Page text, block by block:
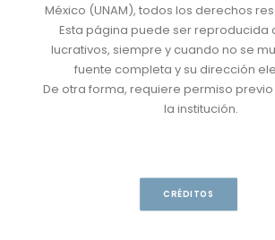
México (UNAM), todos los derechos
Esta página puede ser reproducida
lucrativos, siempre y cuando no se
fuente completa y su dirección
De otra forma, requiere permiso
la institución.
CRÉDITOS